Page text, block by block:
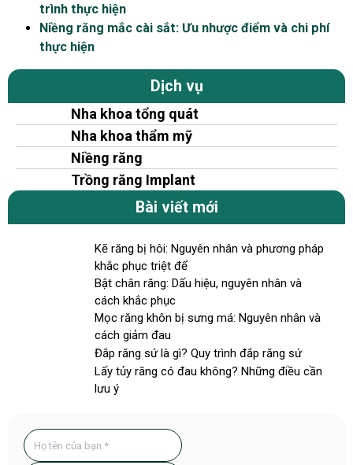
trình thực hiện
Niềng răng mắc cài sắt: Ưu nhược điểm và chi phí
thực hiện
Dịch vụ
Nha khoa tổng quát
Nha khoa thẩm mỹ
Niềng răng
Trồng răng Implant
Bài viết mới
Kẽ răng bị hôi: Nguyên nhân và phương pháp
khắc phục triệt để
Bật chân răng: Dấu hiệu, nguyên nhân và
cách khắc phục
Mọc răng khôn bị sưng má: Nguyên nhân và
cách giảm đau
Đắp răng sứ là gì? Quy trình đắp răng sứ
Lấy tủy răng có đau không? Những điều cần
lưu ý